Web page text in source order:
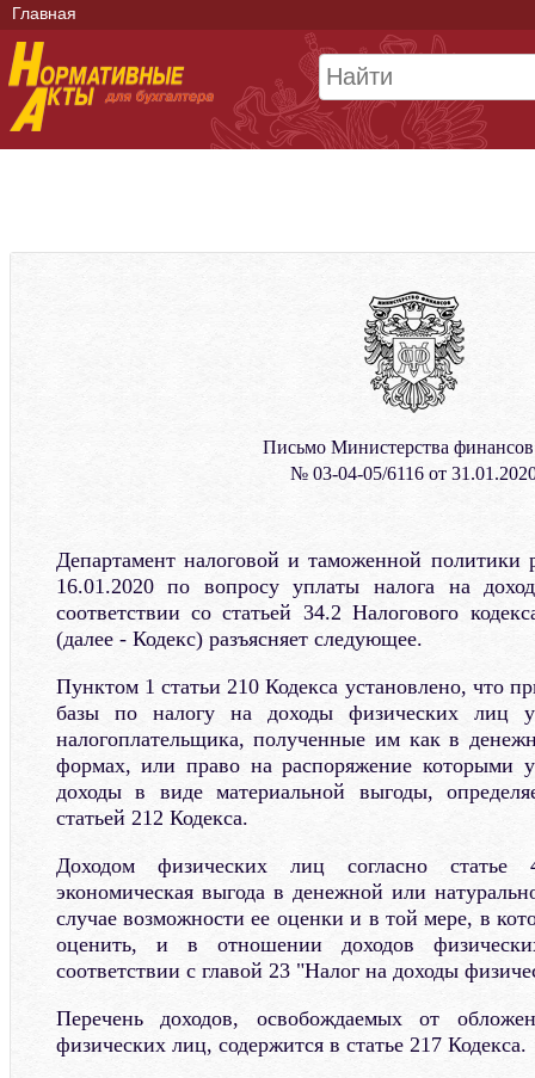
Главная
Письмо Министерства
№ 03-04-05/6116 от
Департамент налоговой и таможенной политики
16.01.2020 по вопросу уплаты налога на
соответствии со статьей 34.2 Налогового
(далее - Кодекс) разъясняет следующее.
Пунктом 1 статьи 210 Кодекса установлено, что
базы по налогу на доходы физических лиц
налогоплательщика, полученные им как в
формах, или право на распоряжение которыми
доходы в виде материальной выгоды,
статьей 212 Кодекса.
Доходом физических лиц согласно статье
экономическая выгода в денежной или
случае возможности ее оценки и в той мере, в
оценить, и в отношении доходов
соответствии с главой 23 "Налог на доходы
Перечень доходов, освобождаемых от
физических лиц, содержится в статье 217 Кодекса.